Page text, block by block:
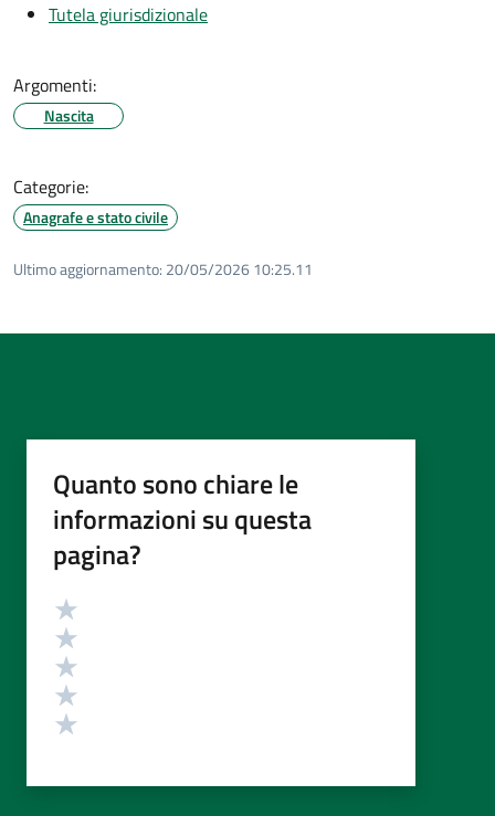
Tutela giurisdizionale
Argomenti:
Nascita
Categorie:
Anagrafe e stato civile
Ultimo aggiornamento: 20/05/2026 10:25.11
Quanto sono chiare le
informazioni su questa
pagina?
Valutazione